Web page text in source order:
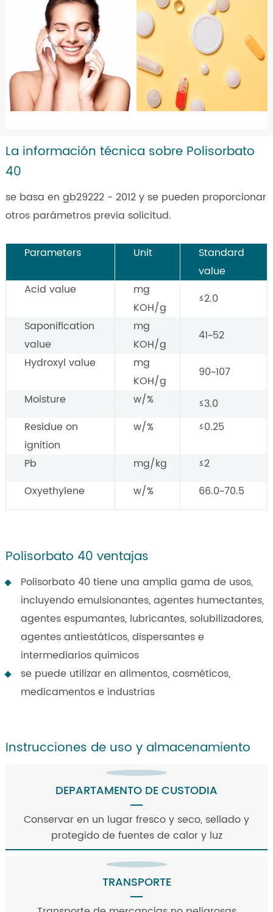
La información técnica sobre Polisorbato
40
se basa en gb29222 - 2012 y se pueden proporcionar
otros parámetros previa solicitud.
Parameters Unit
Standard
value
Acid value
mg
KOH/g
≤2.0
Saponification
value
mg
KOH/g
41~52
Hydroxyl value
mg
KOH/g
90~107
Moisture
w/%
≤3.0
Residue on
ignition
w/% ≤0.25
Pb mg/kg
≤2
Oxyethylene
w/% 66.0~70.5
Polisorbato 40 ventajas
Polisorbato 40 tiene una amplia gama de usos,
incluyendo emulsionantes, agentes humectantes,
agentes espumantes, lubricantes, solubilizadores,
agentes antiestáticos, dispersantes e
intermediarios químicos
se puede utilizar en alimentos, cosméticos,
medicamentos e industrias
Instrucciones de uso y almacenamiento
DEPARTAMENTO DE CUSTODIA
Conservar en un lugar fresco y seco, sellado y
protegido de fuentes de calor y luz
TRANSPORTE